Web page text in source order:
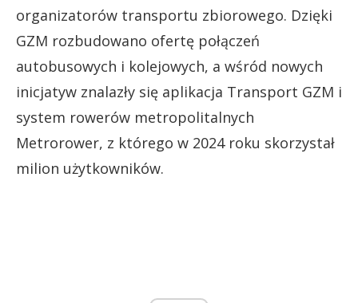
organizatorów transportu zbiorowego. Dzięki
GZM rozbudowano ofertę połączeń
autobusowych i kolejowych, a wśród nowych
inicjatyw znalazły się aplikacja Transport GZM i
system rowerów metropolitalnych
Metrorower, z którego w 2024 roku skorzystał
milion użytkowników.